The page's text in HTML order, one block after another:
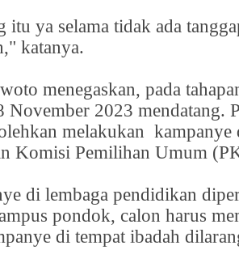
itu ya selama tidak ada
katanya.
menegaskan, pada
November 2023 mendatang.
melakukan kampanye
Komisi Pemilihan Umum
di lembaga pendidikan
pondok, calon harus
di tempat ibadah